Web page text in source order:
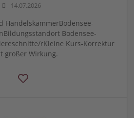
14.07.2026
HandelskammerBodensee-
Bodensee-
rKleine Kurs-Korrektur
großer Wirkung.